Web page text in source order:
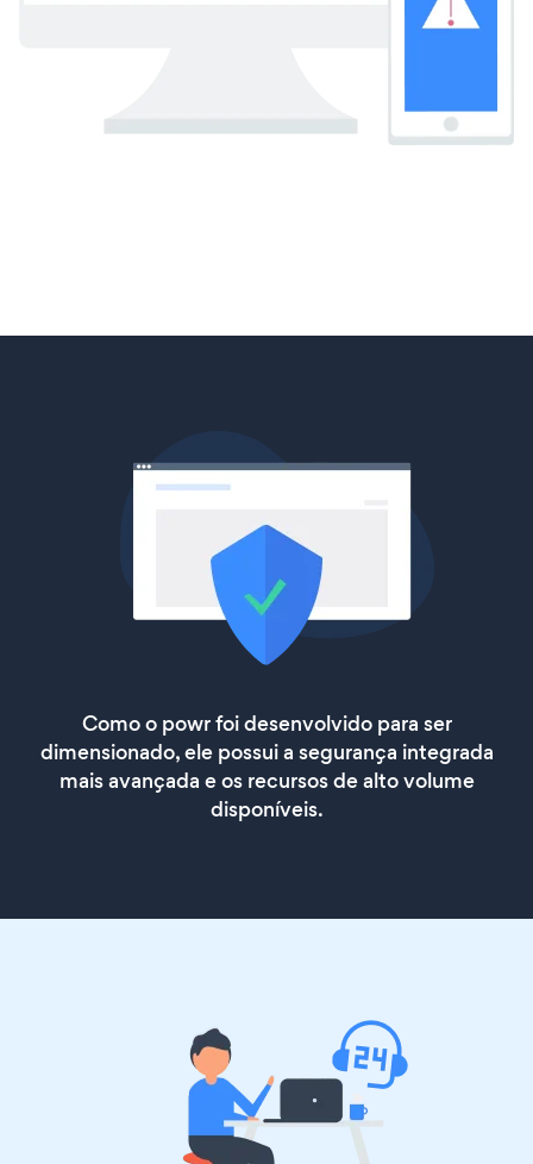
Como o powr foi desenvolvido para ser
dimensionado, ele possui a segurança integrada
mais avançada e os recursos de alto volume
disponíveis.